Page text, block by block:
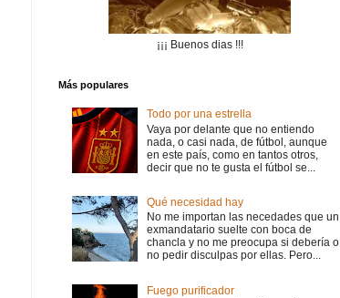
¡¡¡ Buenos dias !!!
Más populares
Todo por una estrella
Vaya por delante que no entiendo
nada, o casi nada, de fútbol, aunque
en este país, como en tantos otros,
decir que no te gusta el fútbol se...
Qué necesidad hay
No me importan las necedades que un
exmandatario suelte con boca de
chancla y no me preocupa si debería o
no pedir disculpas por ellas. Pero...
Fuego purificador